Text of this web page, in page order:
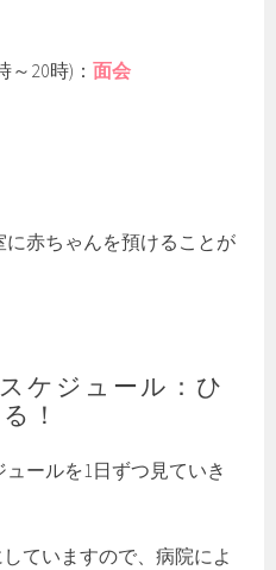
～20時)：面会
赤ちゃんを預けることが
ケジュール：ひ
！
ールを1日ずつ見ていき
ていますので、病院によ